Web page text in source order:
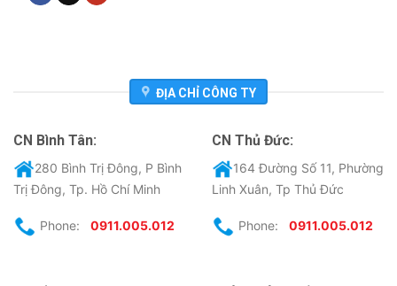
ĐỊA CHỈ CÔNG TY
CN Bình Tân:
280 Bình Trị Đông, P Bình
Trị Đông, Tp. Hồ Chí Minh
Phone: 0911.005.012
CN Thủ Đức:
164 Đường Số 11, Phường
Linh Xuân, Tp Thủ Đức
Phone: 0911.005.012